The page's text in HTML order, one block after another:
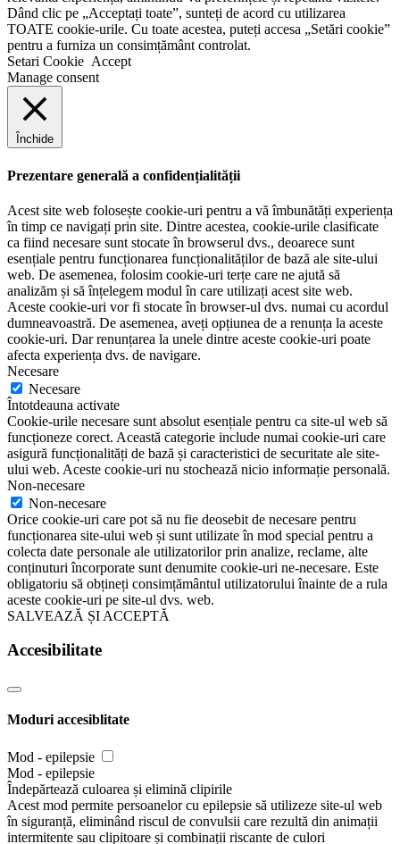
Dând clic pe „Acceptați toate”, sunteți de acord cu utilizarea
TOATE cookie-urile. Cu toate acestea, puteți accesa „Setări cookie”
pentru a furniza un consimțământ controlat.
Setari Cookie Accept
Manage consent
Închide
Prezentare generală a confidențialității
Acest site web folosește cookie-uri pentru a vă îmbunătăți experiența
în timp ce navigați prin site. Dintre acestea, cookie-urile clasificate
ca fiind necesare sunt stocate în browserul dvs., deoarece sunt
esențiale pentru funcționarea funcționalităților de bază ale site-ului
web. De asemenea, folosim cookie-uri terțe care ne ajută să
analizăm și să înțelegem modul în care utilizați acest site web.
Aceste cookie-uri vor fi stocate în browser-ul dvs. numai cu acordul
dumneavoastră. De asemenea, aveți opțiunea de a renunța la aceste
cookie-uri. Dar renunțarea la unele dintre aceste cookie-uri poate
afecta experiența dvs. de navigare.
Necesare
Necesare
Întotdeauna activate
Cookie-urile necesare sunt absolut esențiale pentru ca site-ul web să
funcționeze corect. Această categorie include numai cookie-uri care
asigură funcționalități de bază și caracteristici de securitate ale site-
ului web. Aceste cookie-uri nu stochează nicio informație personală.
Non-necesare
Non-necesare
Orice cookie-uri care pot să nu fie deosebit de necesare pentru
funcționarea site-ului web și sunt utilizate în mod special pentru a
colecta date personale ale utilizatorilor prin analize, reclame, alte
conținuturi încorporate sunt denumite cookie-uri ne-necesare. Este
obligatoriu să obțineți consimțământul utilizatorului înainte de a rula
aceste cookie-uri pe site-ul dvs. web.
SALVEAZĂ ȘI ACCEPTĂ
Accesibilitate
Moduri accesiblitate
Mod - epilepsie
Mod - epilepsie
Îndepărtează culoarea și elimină clipirile
Acest mod permite persoanelor cu epilepsie să utilizeze site-ul web
în siguranță, eliminând riscul de convulsii care rezultă din animații
intermitente sau clipitoare și combinații riscante de culori